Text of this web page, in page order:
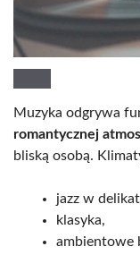
Muzyka odgrywa
romantycznej
bliską osobą.
jazz w
klasyka,
ambientowe